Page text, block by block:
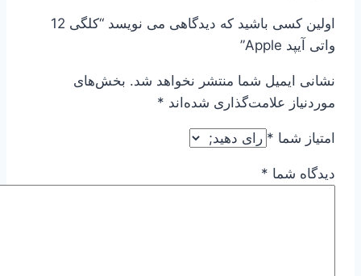
اولین کسی باشید که دیدگاهی می نویسد “کلگی 12
واتی آیپد Apple”
نشانی ایمیل شما منتشر نخواهد شد. بخش‌های
موردنیاز علامت‌گذاری شده‌اند *
امتیاز شما *
دیدگاه شما *